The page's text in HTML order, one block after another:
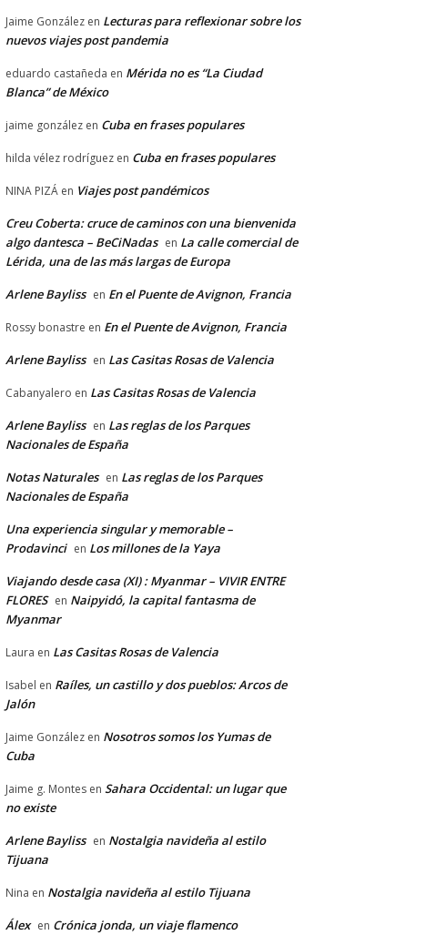
Jaime González en Lecturas para reflexionar sobre los
nuevos viajes post pandemia
eduardo castañeda en Mérida no es “La Ciudad
Blanca” de México
jaime gonzález en Cuba en frases populares
hilda vélez rodríguez en Cuba en frases populares
NINA PIZÁ en Viajes post pandémicos
Creu Coberta: cruce de caminos con una bienvenida
algo dantesca – BeCiNadas en La calle comercial de
Lérida, una de las más largas de Europa
Arlene Bayliss en En el Puente de Avignon, Francia
Rossy bonastre en En el Puente de Avignon, Francia
Arlene Bayliss en Las Casitas Rosas de Valencia
Cabanyalero en Las Casitas Rosas de Valencia
Arlene Bayliss en Las reglas de los Parques
Nacionales de España
Notas Naturales en Las reglas de los Parques
Nacionales de España
Una experiencia singular y memorable –
Prodavinci en Los millones de la Yaya
Viajando desde casa (XI) : Myanmar – VIVIR ENTRE
FLORES en Naipyidó, la capital fantasma de
Myanmar
Laura en Las Casitas Rosas de Valencia
Isabel en Raíles, un castillo y dos pueblos: Arcos de
Jalón
Jaime González en Nosotros somos los Yumas de
Cuba
Jaime g. Montes en Sahara Occidental: un lugar que
no existe
Arlene Bayliss en Nostalgia navideña al estilo
Tijuana
Nina en Nostalgia navideña al estilo Tijuana
Álex en Crónica jonda, un viaje flamenco